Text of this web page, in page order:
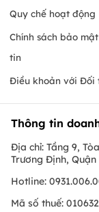
Quy chế hoạt động
Chính sách bảo
tin
Điều khoản với Đối
Thông tin
Địa chỉ: Tầng 9,
Trương Định,
Hotline:
Mã số thuế: